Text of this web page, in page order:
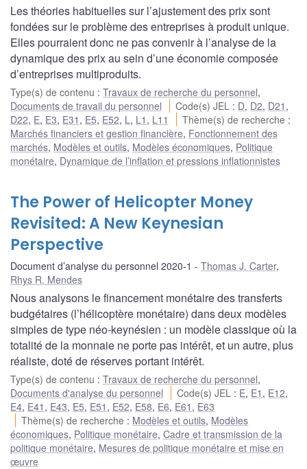
Les théories habituelles sur l’ajustement des prix sont
fondées sur le problème des entreprises à produit unique.
Elles pourraient donc ne pas convenir à l’analyse de la
dynamique des prix au sein d’une économie composée
d’entreprises multiproduits.
Type(s) de contenu : Travaux de recherche du personnel,
Documents de travail du personnel
Code(s) JEL : D, D2, D21 ,
D22, E, E3, E31 , E5, E52, L , L1 , L11 Thème(s) de recherche :
Marchés financiers et gestion financière, Fonctionnement des
marchés, Modèles et outils, Modèles économiques, Politique
monétaire, Dynamique de l’inflation et pressions inflationnistes
The Power of Helicopter Money
Revisited: A New Keynesian
Perspective
Document d’analyse du personnel 2020-1 Thomas J. Carter,
Rhys R. Mendes
Nous analysons le financement monétaire des transferts
budgétaires (l’hélicoptère monétaire) dans deux modèles
simples de type néo-keynésien : un modèle classique où la
totalité de la monnaie ne porte pas intérêt, et un autre, plus
réaliste, doté de réserves portant intérêt.
Type(s) de contenu : Travaux de recherche du personnel,
Documents d'analyse du personnel
Code(s) JEL : E, E1 , E12,
E4, E41 , E43, E5, E51 , E52, E58, E6, E61 , E63
Thème(s) de recherche : Modèles et outils, Modèles
économiques, Politique monétaire, Cadre et transmission de la
politique monétaire, Mesures de politique monétaire et mise en
œuvre